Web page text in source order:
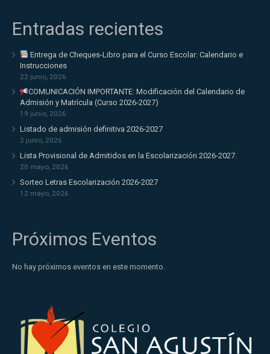
Entradas recientes
Entrega de Cheques-Libro para el Curso Escolar: Calendario e
Instrucciones
22 junio, 2026
COMUNICACIÓN IMPORTANTE: Modificación del Calendario de
Admisión y Matrícula (Curso 2026-2027)
19 junio, 2026
Listado de admisión definitiva 2026-2027
2 junio, 2026
Lista Provisional de Admitidos en la Escolarización 2026-2027.
20 mayo, 2026
Sorteo Letras Escolarización 2026-2027
12 mayo, 2026
Próximos Eventos
No hay próximos eventos en este momento.